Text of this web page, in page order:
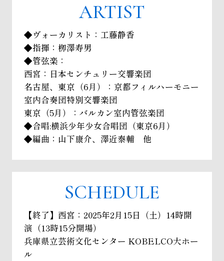
ARTIST
◆ヴォーカリスト：工藤静香
◆指揮：栁澤寿男
◆管弦楽：
西宮：日本センチュリー交響楽団
名古屋、東京（6月）： 京都フィルハーモニー
室内合奏団特別交響楽団
東京（5月）：バルカン室内管弦楽団
◆合唱:横浜少年少女合唱団（東京6月）
◆編曲：山下康介、澤近泰輔 他
SCHEDULE
【終了】西宮：2025年2月15日（土）14時開
演（13時15分開場）
兵庫県立芸術文化センター KOBELCO大ホー
ル